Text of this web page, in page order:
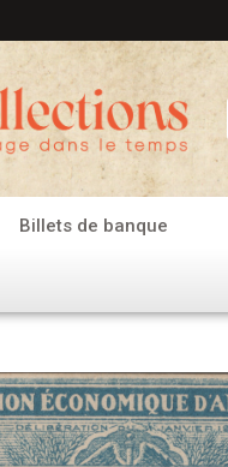
Billets de banque